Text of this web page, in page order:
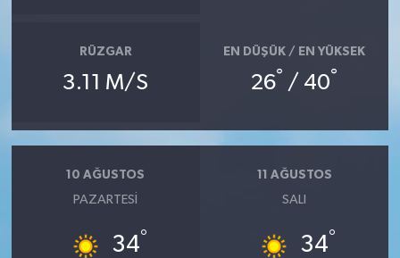
RÜZGAR
3.11 M/S
EN DÜŞÜK / EN YÜKSEK
26° / 40°
10 AĞUSTOS
PAZARTESI
34°
11 AĞUSTOS
SALI
34°